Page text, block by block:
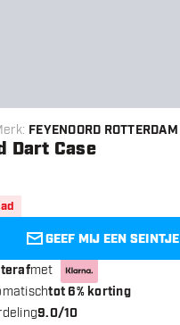
: FEYENOORD ROTTERDAM
Dart Case
GEEF MIJ EEN SEINTJE
met
tot 6% korting
9.0/10